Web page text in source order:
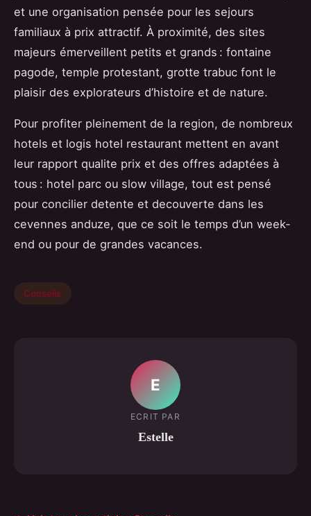
et une organisation pensée pour les sejours
familiaux à prix attractif. À proximité, des sites
majeurs émerveillent petits et grands : fontaine
pagode, temple protestant, grotte trabuc font le
plaisir des explorateurs d’histoire et de nature.
Pour profiter pleinement de la region, de nombreux
hotels et logis hotel restaurant mettent en avant
leur rapport qualite prix et des offres adaptées à
tous : hotel parc ou slow village, tout est pensé
pour concilier detente et decouverte dans les
cevennes anduze, que ce soit le temps d’un week-
end ou pour de grandes vacances.
Conseils
E
ECRIT PAR
Estelle